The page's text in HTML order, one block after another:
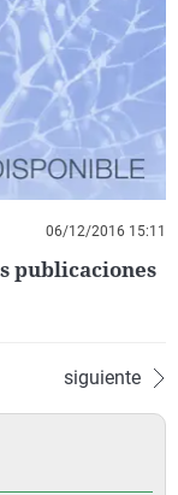
06/12/2016 15:11
publicaciones
siguiente